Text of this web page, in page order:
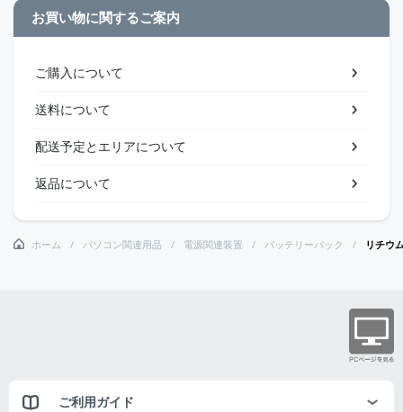
お買い物に関するご案内
ご購入について
送料について
配送予定とエリアについて
返品について
ホーム パソコン関連用品 電源関連装置 バッテリーパック リチウ
ご利用ガイド